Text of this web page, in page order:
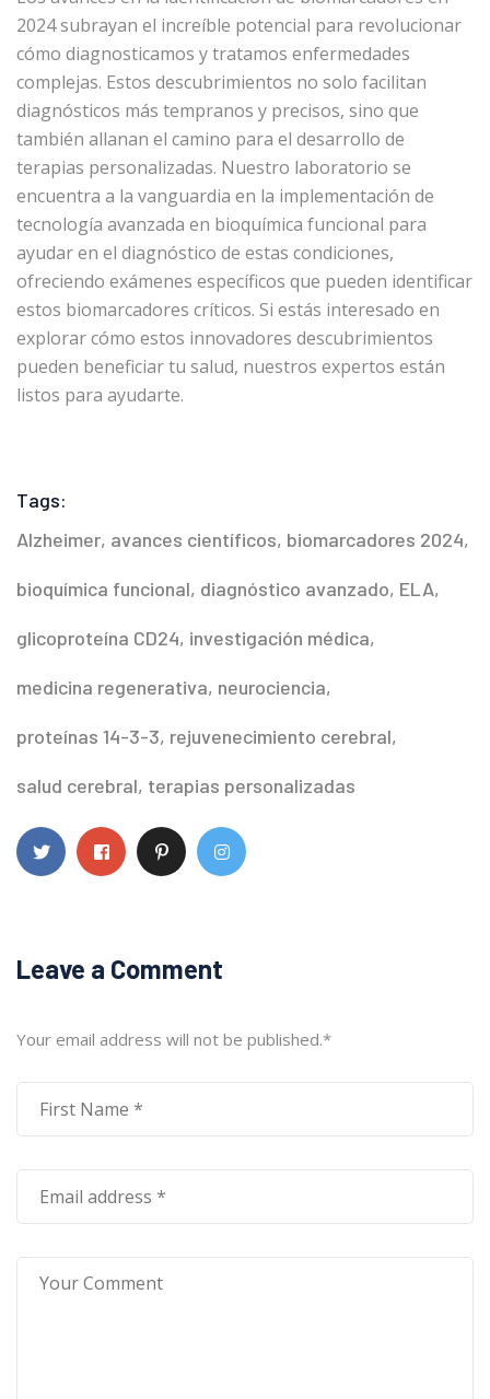
2024 subrayan el increíble potencial para revolucionar
cómo diagnosticamos y tratamos enfermedades
complejas. Estos descubrimientos no solo facilitan
diagnósticos más tempranos y precisos, sino que
también allanan el camino para el desarrollo de
terapias personalizadas. Nuestro laboratorio se
encuentra a la vanguardia en la implementación de
tecnología avanzada en bioquímica funcional para
ayudar en el diagnóstico de estas condiciones,
ofreciendo exámenes específicos que pueden identificar
estos biomarcadores críticos. Si estás interesado en
explorar cómo estos innovadores descubrimientos
pueden beneficiar tu salud, nuestros expertos están
listos para ayudarte.
Tags:
Alzheimer, avances científicos, biomarcadores 2024,
bioquímica funcional, diagnóstico avanzado, ELA,
glicoproteína CD24, investigación médica,
medicina regenerativa, neurociencia,
proteínas 14-3-3, rejuvenecimiento cerebral,
salud cerebral, terapias personalizadas
Leave a Comment
Your email address will not be published.*